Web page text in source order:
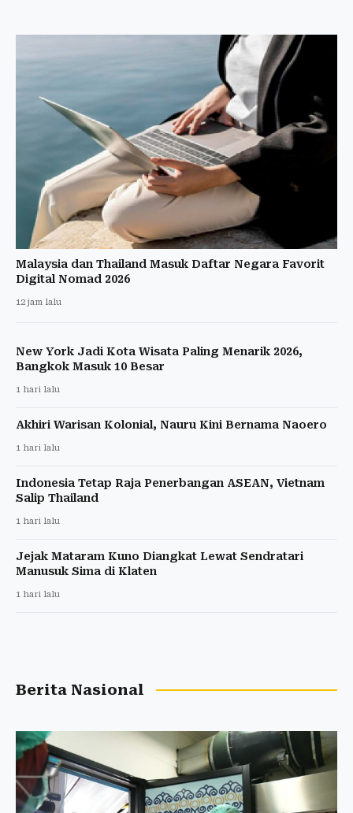
Malaysia dan Thailand Masuk Daftar Negara Favorit
Digital Nomad 2026
12 jam lalu
New York Jadi Kota Wisata Paling Menarik 2026,
Bangkok Masuk 10 Besar
1 hari lalu
Akhiri Warisan Kolonial, Nauru Kini Bernama Naoero
1 hari lalu
Indonesia Tetap Raja Penerbangan ASEAN, Vietnam
Salip Thailand
1 hari lalu
Jejak Mataram Kuno Diangkat Lewat Sendratari
Manusuk Sima di Klaten
1 hari lalu
Berita Nasional